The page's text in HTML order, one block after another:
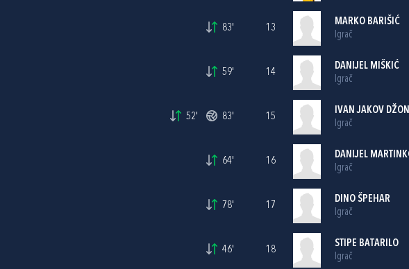
83'
59'
52' 83'
64'
78'
46'
13
MARKO BARIŠIĆ
Igrač
14
DANIJEL MIŠKIĆ
Igrač
15
IVAN JAKOV DŽONI
Igrač
16
DANIJEL
Igrač
17
DINO ŠPEHAR
Igrač
18
STIPE BATARILO
Igrač